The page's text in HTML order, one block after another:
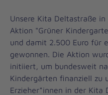
Unsere Kita Deltastraße
Aktion "Grüner
und damit 2.500 Euro für
gewonnen. Die Aktion
initiiert, um bundesweit
Kindergärten finanziell zu
Erzieher*innen in der Kita